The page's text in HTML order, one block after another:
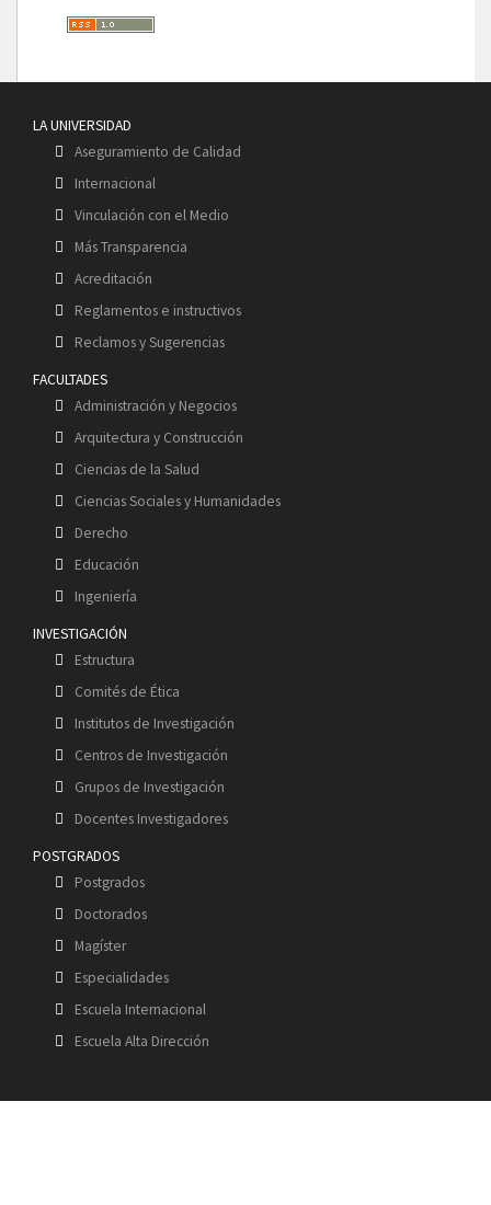
LA UNIVERSIDAD
Aseguramiento de Calidad
Internacional
Vinculación con el Medio
Más Transparencia
Acreditación
Reglamentos e instructivos
Reclamos y Sugerencias
FACULTADES
Administración y Negocios
Arquitectura y Construcción
Ciencias de la Salud
Ciencias Sociales y Humanidades
Derecho
Educación
Ingeniería
INVESTIGACIÓN
Estructura
Comités de Ética
Institutos de Investigación
Centros de Investigación
Grupos de Investigación
Docentes Investigadores
POSTGRADOS
Postgrados
Doctorados
Magíster
Especialidades
Escuela Internacional
Escuela Alta Dirección